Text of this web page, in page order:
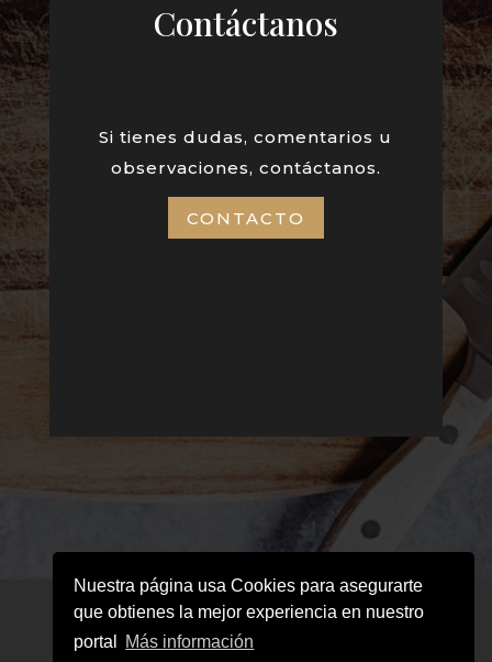
Nuestra página usa Cookies para asegurarte
que obtienes la mejor experiencia en nuestro
portal
Más información
Contáctanos
Si tienes dudas, comentarios u
observaciones, contáctanos.
CONTACTO
Aviso legal
Política de cookies
Política de privacidad